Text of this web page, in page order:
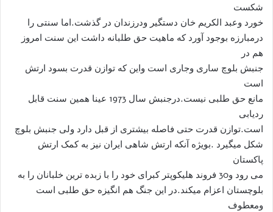
شکست
خورد وعبد الکریم خان دستگیر ودرزندان در گذشت.اما سنتی را
درمبارزه بوجود آورد که ماهیت حق طلبانه داشت این سنت امروز
هم در
جنبش بلوچ ساری وجاری است واین که توازن قدرت بسود ارتش
است
مانع حق طلبی نیست.درجنبش سال 1973 عینا همین سنت قابل
ردیابی
است.توازن قدرت حتی فاصله بیشتری از قبل دارد ولی جنبش بلوچ
شکل میگیرد .بویژه آنکه ارتش شاهی ایران نیز به کمک ارتش
پاکستان
می رود و30 فروند هلیکوپتر کبرای خود را با زبده ترین خلبانان را به
بلوچستان اعزام میکند.در این جنگ هم انگیزه حق طلبی است
ومعطوف